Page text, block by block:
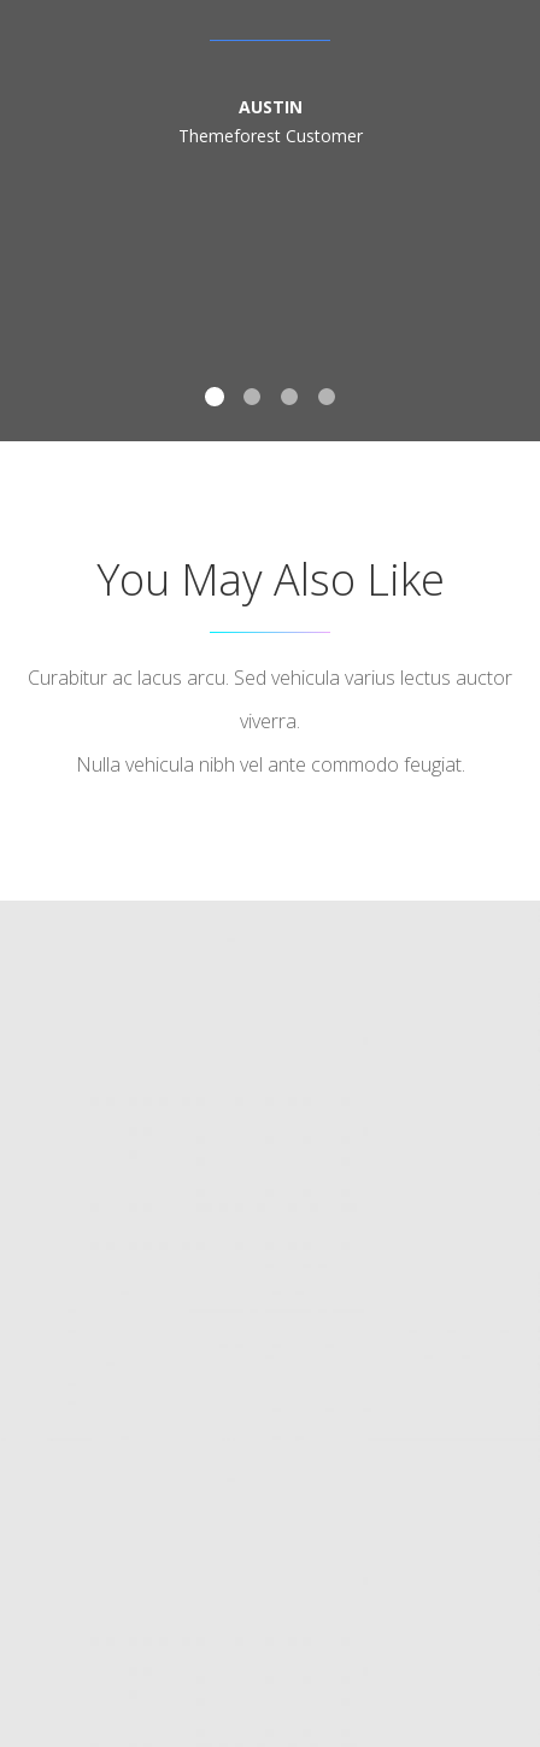
AUSTIN
Themeforest Customer
You May Also Like
Curabitur ac lacus arcu. Sed vehicula varius lectus auctor
viverra.
Nulla vehicula nibh vel ante commodo feugiat.